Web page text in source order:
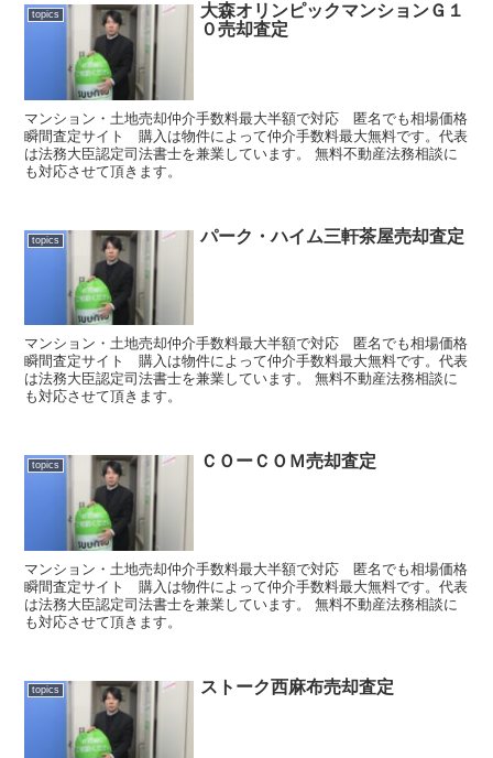
topics
大森オリンピックマンションＧ１
０売却査定
マンション・土地売却仲介手数料最大半額で対応 匿名でも相場価格
瞬間査定サイト 購入は物件によって仲介手数料最大無料です。代表
は法務大臣認定司法書士を兼業しています。 無料不動産法務相談に
も対応させて頂きます。
topics パーク・ハイム三軒茶屋売却査定
マンション・土地売却仲介手数料最大半額で対応 匿名でも相場価格
瞬間査定サイト 購入は物件によって仲介手数料最大無料です。代表
は法務大臣認定司法書士を兼業しています。 無料不動産法務相談に
も対応させて頂きます。
topics ＣＯーＣＯＭ売却査定
マンション・土地売却仲介手数料最大半額で対応 匿名でも相場価格
瞬間査定サイト 購入は物件によって仲介手数料最大無料です。代表
は法務大臣認定司法書士を兼業しています。 無料不動産法務相談に
も対応させて頂きます。
topics ストーク西麻布売却査定